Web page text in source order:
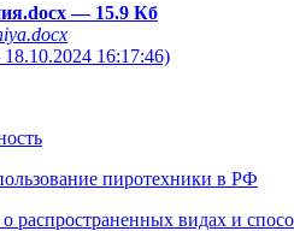
— 15.9 Кб
16:17:46)
пиротехники в РФ
распространенных видах и